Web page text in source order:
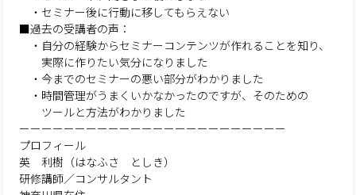
・セミナー後に行動に移してもらえない
■過去の受講者の声：
・自分の経験からセミナーコンテンツが作れることを知り、
実際に作りたい気分になりました
・今までのセミナーの悪い部分がわかりました
・時間管理がうまくいかなかったのですが、そのための
ツールと方法がわかりました
ーーーーーーーーーーーーーーーーーーーーーーーー
プロフィール
英 利樹（はなふさ としき）
研修講師／コンサルタント